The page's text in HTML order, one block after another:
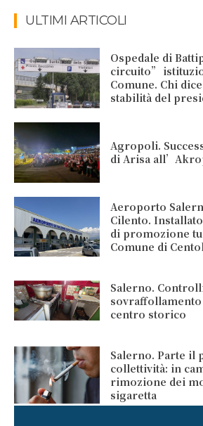
ULTIMI ARTICOLI
Ospedale di
circuito”
Comune. Chi
stabilità del
Agropoli.
di Arisa
Aeroporto
Cilento.
di promozione
Comune di
Salerno. Controlli
centro storico
Salerno. Parte il
collettività: in
rimozione dei
sigaretta